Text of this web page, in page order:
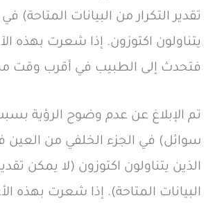
تقدير التكرار من البيانات المتاحة)
يتناولون اكتوزون. إذا شعرت بهذه
فتحدث إلى الطبيب في أقرب وقت
تم الإبلاغ عن عدم وضوح الرؤية
سوائل) في الجزء الخلفي من العين
الذين يتناولون اكتوزون (لا يمكن
البيانات المتاحة). إذا شعرت بهذه